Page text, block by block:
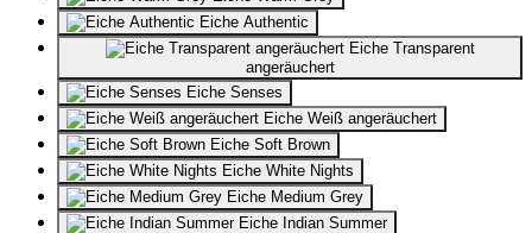
Eiche Authentic
Eiche Transparent
angeräuchert
Eiche Senses
Eiche Weiß angeräuchert
Eiche Soft Brown
Eiche White Nights
Eiche Medium Grey
Eiche Indian Summer